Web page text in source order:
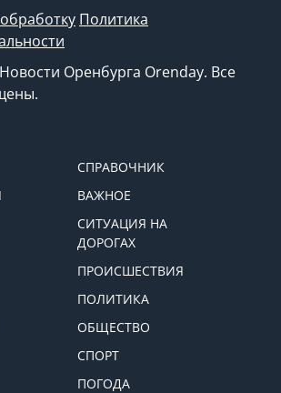
Политика
Оренбурга Orenday. Все
СПРАВОЧНИК
ВАЖНОЕ
СИТУАЦИЯ НА
ДОРОГАХ
ПРОИСШЕСТВИЯ
ПОЛИТИКА
ОБЩЕСТВО
СПОРТ
ПОГОДА